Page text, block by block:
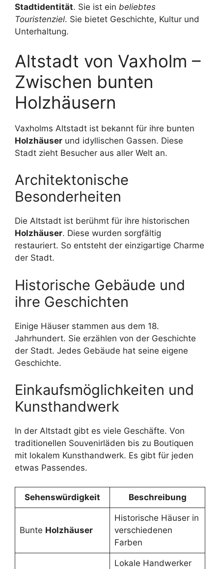
Stadtidentität. Sie ist ein beliebtes
Touristenziel. Sie bietet Geschichte, Kultur und
Unterhaltung.
Altstadt von Vaxholm –
Zwischen bunten
Holzhäusern
Vaxholms Altstadt ist bekannt für ihre bunten
Holzhäuser und idyllischen Gassen. Diese
Stadt zieht Besucher aus aller Welt an.
Architektonische
Besonderheiten
Die Altstadt ist berühmt für ihre historischen
Holzhäuser. Diese wurden sorgfältig
restauriert. So entsteht der einzigartige Charme
der Stadt.
Historische Gebäude und
ihre Geschichten
Einige Häuser stammen aus dem 18.
Jahrhundert. Sie erzählen von der Geschichte
der Stadt. Jedes Gebäude hat seine eigene
Geschichte.
Einkaufsmöglichkeiten und
Kunsthandwerk
In der Altstadt gibt es viele Geschäfte. Von
traditionellen Souvenirläden bis zu Boutiquen
mit lokalem Kunsthandwerk. Es gibt für jeden
etwas Passendes.
Sehenswürdigkeit Beschreibung
Bunte Holzhäuser
Historische Häuser in
verschiedenen
Farben
Lokale Handwerker